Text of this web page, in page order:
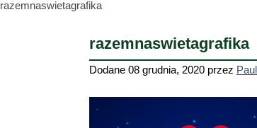
razemnaswietagrafika
razemnaswietagrafika
Dodane 08 grudnia, 2020 przez